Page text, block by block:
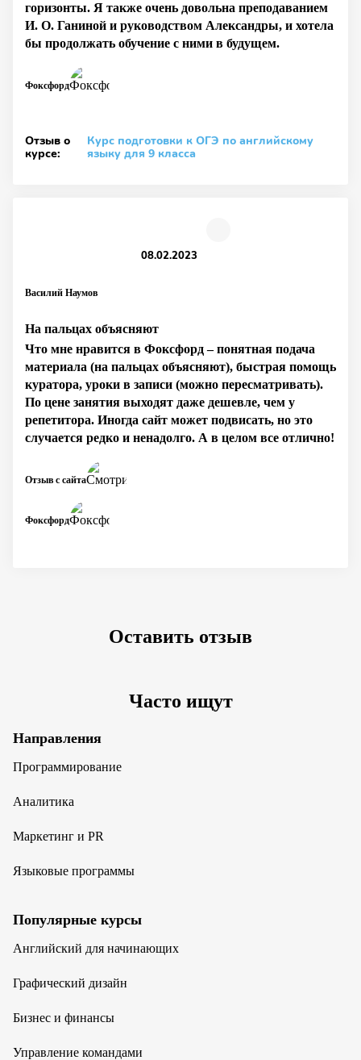
горизонты. Я также очень довольна преподаванием
И. О. Ганиной и руководством Александры, и хотела
бы продолжать обучение с ними в будущем.
Фоксфорд
Отзыв о
курсе:
Курс подготовки к ОГЭ по английскому
языку для 9 класса
Василий Наумов
08.02.2023
На пальцах объясняют
Что мне нравится в Фоксфорд – понятная подача
материала (на пальцах объясняют), быстрая помощь
куратора, уроки в записи (можно пересматривать).
По цене занятия выходят даже дешевле, чем у
репетитора. Иногда сайт может подвисать, но это
случается редко и ненадолго. А в целом все отлично!
Фоксфорд
Отзыв с сайта
Оставить отзыв
Часто ищут
Направления
Программирование
Аналитика
Маркетинг и PR
Языковые программы
Популярные курсы
Английский для начинающих
Графический дизайн
Бизнес и финансы
Управление командами